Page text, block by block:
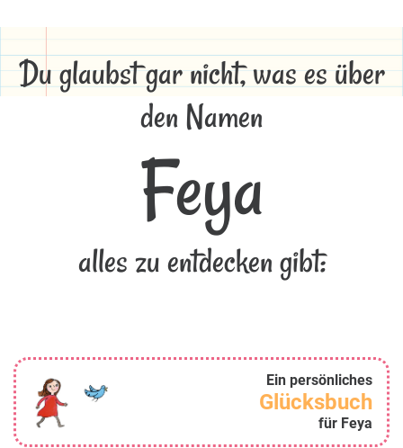
Du glaubst gar nicht, was es über
den Namen
Feya
alles zu entdecken gibt:
Ein persönliches
Glücksbuch
für Feya